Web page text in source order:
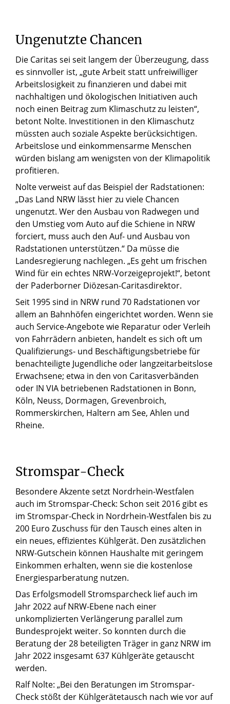
Ungenutzte Chancen
Die Caritas sei seit langem der Überzeugung, dass
es sinnvoller ist, „gute Arbeit statt unfreiwilliger
Arbeitslosigkeit zu finanzieren und dabei mit
nachhaltigen und ökologischen Initiativen auch
noch einen Beitrag zum Klimaschutz zu leisten“,
betont Nolte. Investitionen in den Klimaschutz
müssten auch soziale Aspekte berücksichtigen.
Arbeitslose und einkommensarme Menschen
würden bislang am wenigsten von der Klimapolitik
profitieren.
Nolte verweist auf das Beispiel der Radstationen:
„Das Land NRW lässt hier zu viele Chancen
ungenutzt. Wer den Ausbau von Radwegen und
den Umstieg vom Auto auf die Schiene in NRW
forciert, muss auch den Auf- und Ausbau von
Radstationen unterstützen.“ Da müsse die
Landesregierung nachlegen. „Es geht um frischen
Wind für ein echtes NRW-Vorzeigeprojekt!“, betont
der Paderborner Diözesan-Caritasdirektor.
Seit 1995 sind in NRW rund 70 Radstationen vor
allem an Bahnhöfen eingerichtet worden. Wenn sie
auch Service-Angebote wie Reparatur oder Verleih
von Fahrrädern anbieten, handelt es sich oft um
Qualifizierungs- und Beschäftigungsbetriebe für
benachteiligte Jugendliche oder langzeitarbeitslose
Erwachsene; etwa in den von Caritasverbänden
oder IN VIA betriebenen Radstationen in Bonn,
Köln, Neuss, Dormagen, Grevenbroich,
Rommerskirchen, Haltern am See, Ahlen und
Rheine.
Stromspar-Check
Besondere Akzente setzt Nordrhein-Westfalen
auch im Stromspar-Check: Schon seit 2016 gibt es
im Stromspar-Check in Nordrhein-Westfalen bis zu
200 Euro Zuschuss für den Tausch eines alten in
ein neues, effizientes Kühlgerät. Den zusätzlichen
NRW-Gutschein können Haushalte mit geringem
Einkommen erhalten, wenn sie die kostenlose
Energiesparberatung nutzen.
Das Erfolgsmodell Stromsparcheck lief auch im
Jahr 2022 auf NRW-Ebene nach einer
unkomplizierten Verlängerung parallel zum
Bundesprojekt weiter. So konnten durch die
Beratung der 28 beteiligten Träger in ganz NRW im
Jahr 2022 insgesamt 637 Kühlgeräte getauscht
werden.
Ralf Nolte: „Bei den Beratungen im Stromspar-
Check stößt der Kühlgerätetausch nach wie vor auf